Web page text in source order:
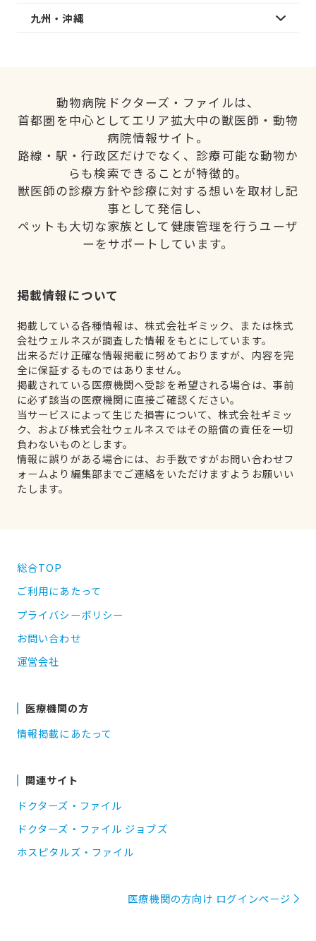
九州・沖縄
動物病院ドクターズ・ファイルは、
首都圏を中心としてエリア拡大中の獣医師・動物
病院情報サイト。
路線・駅・行政区だけでなく、診療可能な動物か
らも検索できることが特徴的。
獣医師の診療方針や診療に対する想いを取材し記
事として発信し、
ペットも大切な家族として健康管理を行うユーザ
ーをサポートしています。
掲載情報について
掲載している各種情報は、株式会社ギミック、または株式
会社ウェルネスが調査した情報をもとにしています。
出来るだけ正確な情報掲載に努めておりますが、内容を完
全に保証するものではありません。
掲載されている医療機関へ受診を希望される場合は、事前
に必ず該当の医療機関に直接ご確認ください。
当サービスによって生じた損害について、株式会社ギミッ
ク、および株式会社ウェルネスではその賠償の責任を一切
負わないものとします。
情報に誤りがある場合には、お手数ですがお問い合わせフ
ォームより編集部までご連絡をいただけますようお願いい
たします。
総合TOP
ご利用にあたって
プライバシーポリシー
お問い合わせ
運営会社
医療機関の方
情報掲載にあたって
関連サイト
ドクターズ・ファイル
ドクターズ・ファイル ジョブズ
ホスピタルズ・ファイル
医療機関の方向け ログインページ